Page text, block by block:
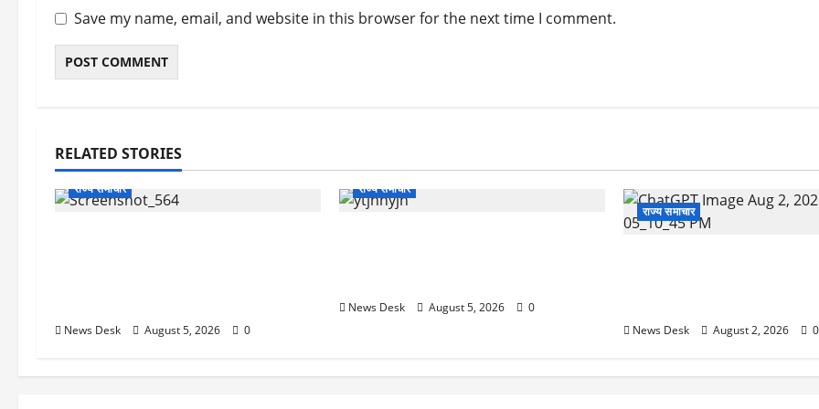
Save my name, email, and website in this browser for the next time I comment.
RELATED STORIES
राज्य समाचार
News Desk August 5, 2026 0
राज्य समाचार
News Desk August 5, 2026 0
राज्य समाचार
News Desk August 2, 2026 0